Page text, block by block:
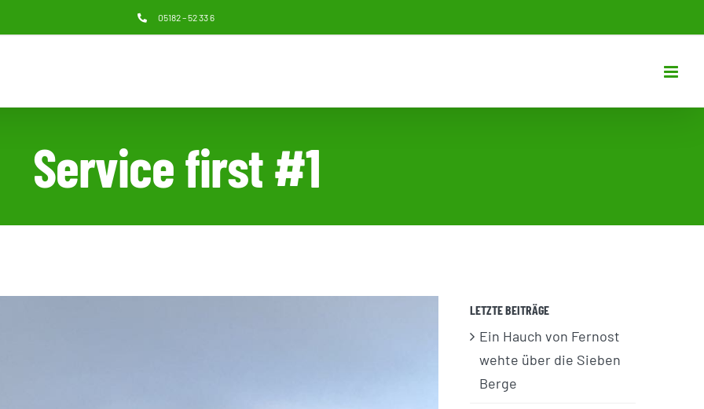
05182 – 52 33 6
Service first #1
LETZTE BEITRÄGE
Ein Hauch von Fernost
wehte über die Sieben
Berge